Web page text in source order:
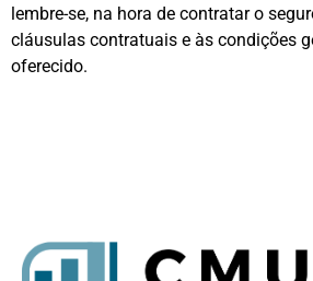
lembre-se, na hora de contratar o
cláusulas contratuais e às condições
oferecido.